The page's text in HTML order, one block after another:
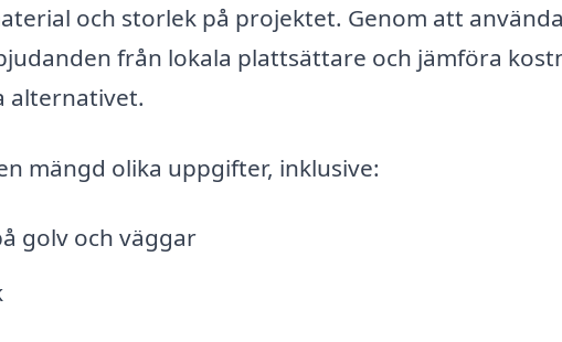
och storlek på projektet. Genom att
från lokala plattsättare och jämföra
alternativet.
mängd olika uppgifter, inklusive:
golv och väggar